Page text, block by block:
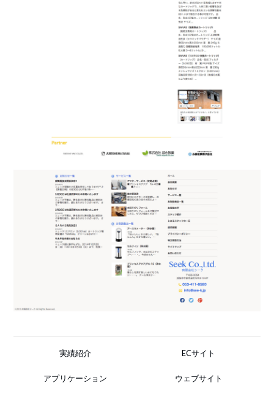
実績紹介 ECサイト
アプリケーション ウェブサイト